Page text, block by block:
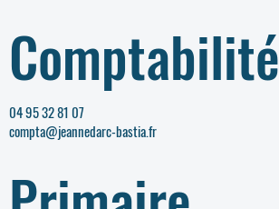
Comptabilité
04 95 32 81 07
compta@jeannedarc-bastia.fr